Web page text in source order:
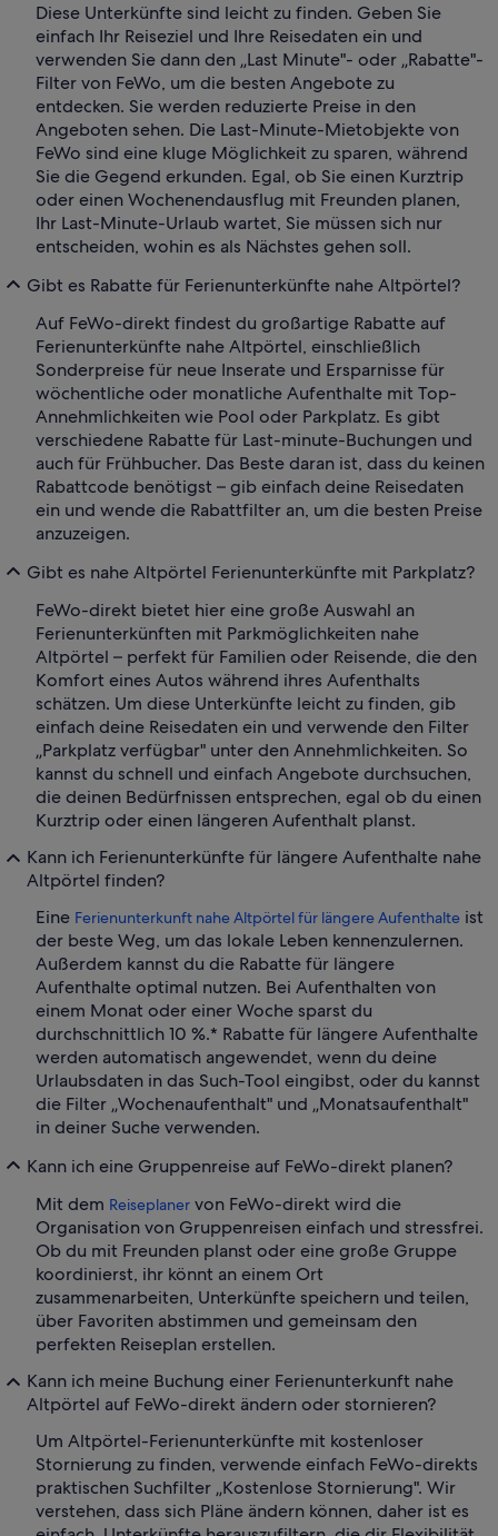
Diese Unterkünfte sind leicht zu finden. Geben Sie
einfach Ihr Reiseziel und Ihre Reisedaten ein und
verwenden Sie dann den „Last Minute"- oder „Rabatte"-
Filter von FeWo, um die besten Angebote zu
entdecken. Sie werden reduzierte Preise in den
Angeboten sehen. Die Last-Minute-Mietobjekte von
FeWo sind eine kluge Möglichkeit zu sparen, während
Sie die Gegend erkunden. Egal, ob Sie einen Kurztrip
oder einen Wochenendausflug mit Freunden planen,
Ihr Last-Minute-Urlaub wartet, Sie müssen sich nur
entscheiden, wohin es als Nächstes gehen soll.
Gibt es Rabatte für Ferienunterkünfte nahe Altpörtel?
Auf FeWo-direkt findest du großartige Rabatte auf
Ferienunterkünfte nahe Altpörtel, einschließlich
Sonderpreise für neue Inserate und Ersparnisse für
wöchentliche oder monatliche Aufenthalte mit Top-
Annehmlichkeiten wie Pool oder Parkplatz. Es gibt
verschiedene Rabatte für Last-minute-Buchungen und
auch für Frühbucher. Das Beste daran ist, dass du keinen
Rabattcode benötigst – gib einfach deine Reisedaten
ein und wende die Rabattfilter an, um die besten Preise
anzuzeigen.
Gibt es nahe Altpörtel Ferienunterkünfte mit Parkplatz?
FeWo-direkt bietet hier eine große Auswahl an
Ferienunterkünften mit Parkmöglichkeiten nahe
Altpörtel – perfekt für Familien oder Reisende, die den
Komfort eines Autos während ihres Aufenthalts
schätzen. Um diese Unterkünfte leicht zu finden, gib
einfach deine Reisedaten ein und verwende den Filter
„Parkplatz verfügbar" unter den Annehmlichkeiten. So
kannst du schnell und einfach Angebote durchsuchen,
die deinen Bedürfnissen entsprechen, egal ob du einen
Kurztrip oder einen längeren Aufenthalt planst.
Kann ich Ferienunterkünfte für längere Aufenthalte nahe
Altpörtel finden?
Eine Ferienunterkunft nahe Altpörtel für längere Aufenthalte ist
der beste Weg, um das lokale Leben kennenzulernen.
Außerdem kannst du die Rabatte für längere
Aufenthalte optimal nutzen. Bei Aufenthalten von
einem Monat oder einer Woche sparst du
durchschnittlich 10 %.* Rabatte für längere Aufenthalte
werden automatisch angewendet, wenn du deine
Urlaubsdaten in das Such-Tool eingibst, oder du kannst
die Filter „Wochenaufenthalt" und „Monatsaufenthalt"
in deiner Suche verwenden.
Kann ich eine Gruppenreise auf FeWo-direkt planen?
Mit dem Reiseplaner von FeWo-direkt wird die
Organisation von Gruppenreisen einfach und stressfrei.
Ob du mit Freunden planst oder eine große Gruppe
koordinierst, ihr könnt an einem Ort
zusammenarbeiten, Unterkünfte speichern und teilen,
über Favoriten abstimmen und gemeinsam den
perfekten Reiseplan erstellen.
Kann ich meine Buchung einer Ferienunterkunft nahe
Altpörtel auf FeWo-direkt ändern oder stornieren?
Um Altpörtel-Ferienunterkünfte mit kostenloser
Stornierung zu finden, verwende einfach FeWo-direkts
praktischen Suchfilter „Kostenlose Stornierung". Wir
verstehen, dass sich Pläne ändern können, daher ist es